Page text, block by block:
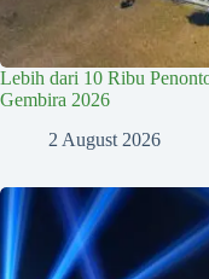
Lebih dari 10 Ribu
Gembira 2026
2 August 2026